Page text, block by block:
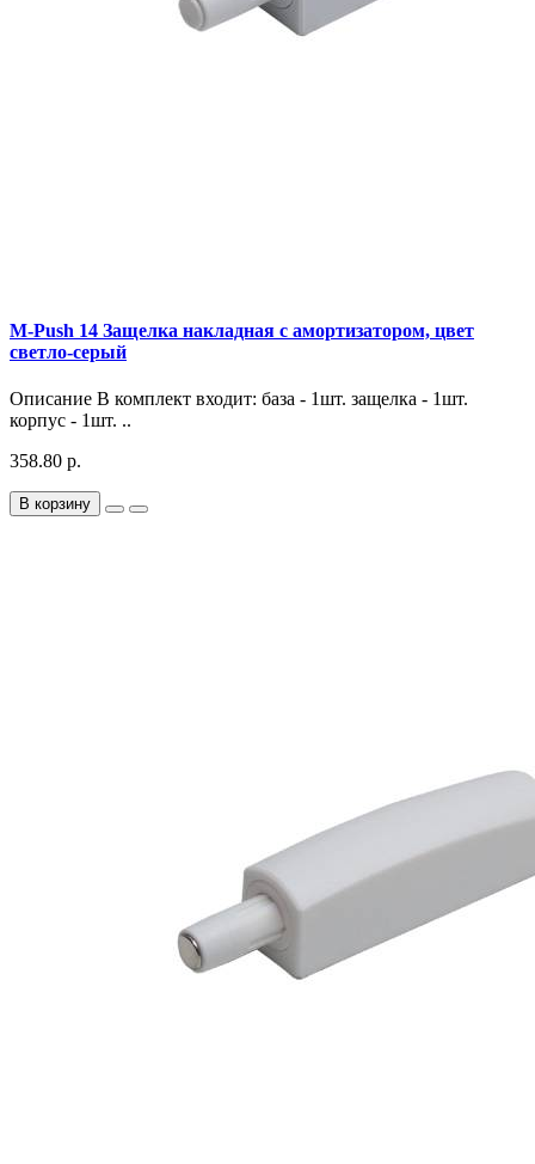
M-Push 14 Защелка накладная с амортизатором, цвет
светло-серый
Описание В комплект входит: база - 1шт. защелка - 1шт.
корпус - 1шт. ..
358.80 р.
В корзину